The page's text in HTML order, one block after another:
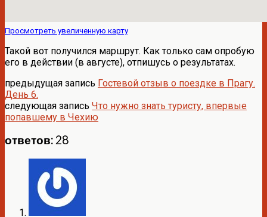
Просмотреть увеличенную карту
Такой вот получился маршрут. Как только сам опробую
его в действии (в августе), отпишусь о результатах.
предыдущая запись Гостевой отзыв о поездке в Прагу.
День 6.
следующая запись Что нужно знать туристу, впервые
попавшему в Чехию
ответов: 28